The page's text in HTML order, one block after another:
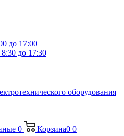
до 17:00
до 17:30
0 Корзина0 0